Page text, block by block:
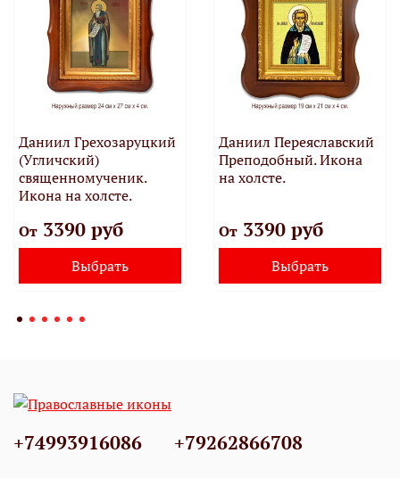
Даниил Грехозаруцкий
(Угличский)
священномученик.
Икона на холсте.
От3390 руб
Выбрать
Даниил Переяславский
Преподобный. Икона
на холсте.
От3390 руб
Выбрать
+74993916086 +79262866708